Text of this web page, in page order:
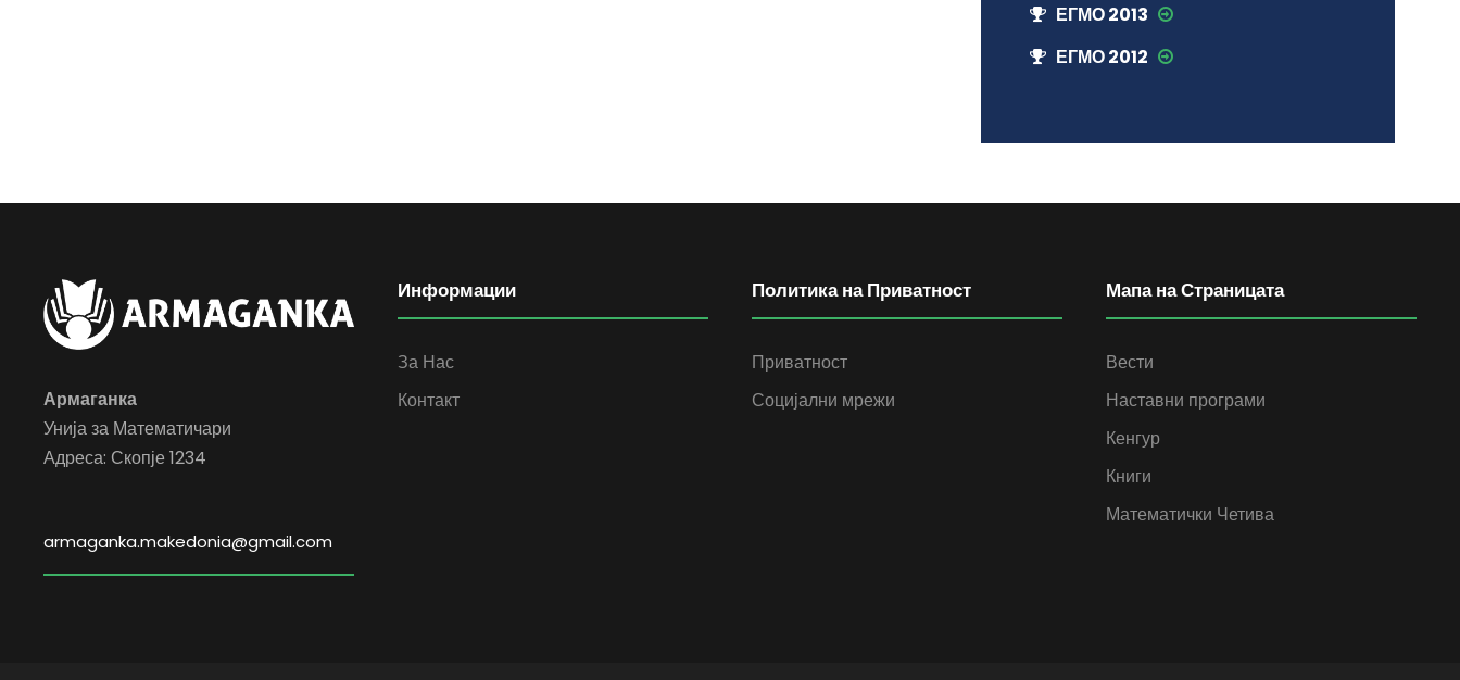
ЕГМО 2013
ЕГМО 2012
Армаганка
Унија за Математичари
Адреса: Скопје 1234
armaganka.makedonia@gmail.com
Информации
За Нас
Контакт
Политика на Приватност
Приватност
Социјални мрежи
Мапа на Страницата
Вести
Наставни програми
Кенгур
Книги
Математички Четива